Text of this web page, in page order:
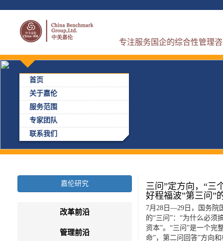
专注服务国企的综合性管理
首页
关于嘉伦
服务范围
专家团队
联系我们
嘉伦研究
改革前沿
管理前沿
三问”定方向，“
好程福波”第三问”
7月28日—29日，国务院
的“三问”：“为什么必须
资本”。“三问”是一个完
命”，第二问回答”方向